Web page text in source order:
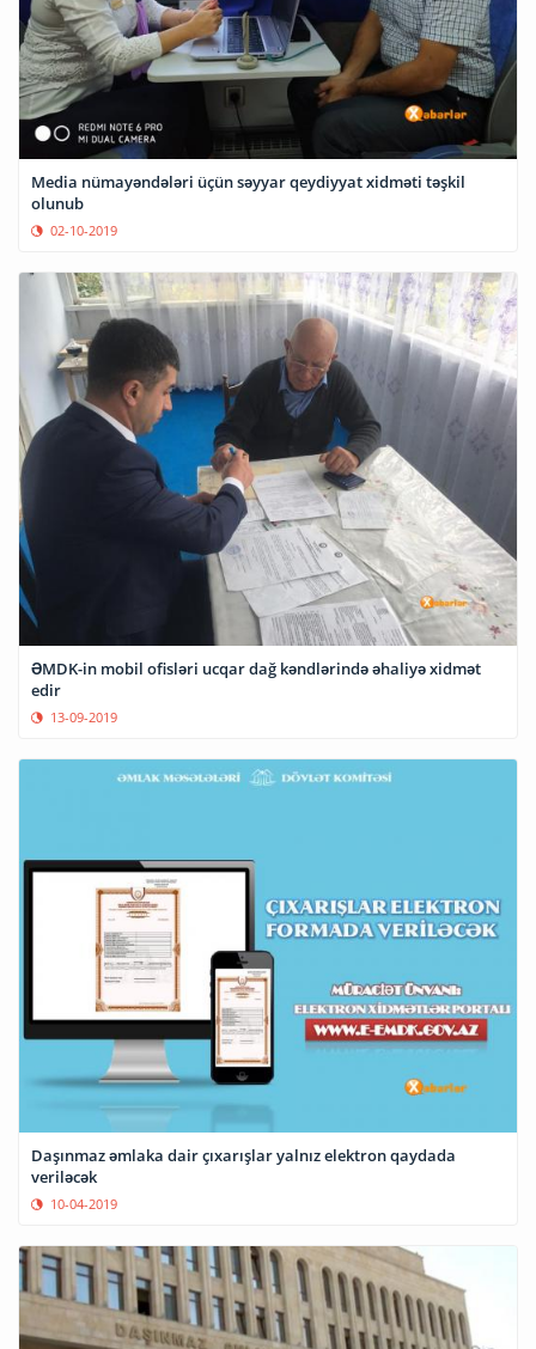
Media nümayəndələri üçün səyyar qeydiyyat xidməti təşkil
olunub
02-10-2019
ƏMDK-in mobil ofisləri ucqar dağ kəndlərində əhaliyə xidmət
edir
13-09-2019
Daşınmaz əmlaka dair çıxarışlar yalnız elektron qaydada
veriləcək
10-04-2019